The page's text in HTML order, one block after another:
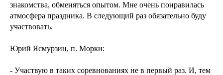
знакомства, обменяться опытом. Мне очень понравилась
атмосфера праздника. В следующий раз обязательно буду
участвовать.
Юрий Ясмурзин, п. Морки:
- Участвую в таких соревнованиях не в первый раз. И, тем